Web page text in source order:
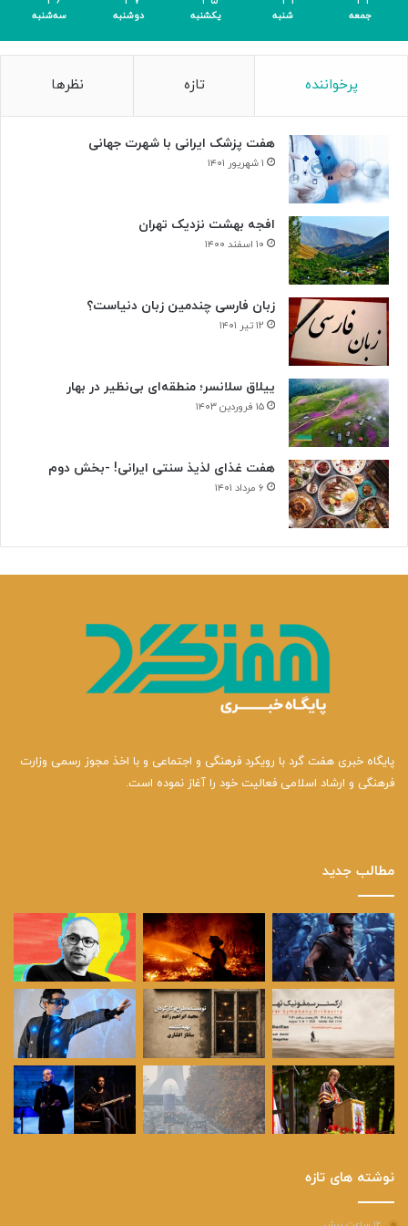
جمعه شنبه یکشنبه دوشنبه سه‌شنبه
پرخواننده تازه نظرها
هفت پزشک ایرانی با شهرت جهانی
۱ شهریور ۱۴۰۱
افجه بهشت نزدیک تهران
۱۰ اسفند ۱۴۰۰
زبان فارسی چندمین زبان دنیاست؟
۱۲ تیر ۱۴۰۱
ییلاق سلانسر؛ منطقه‌ای بی‌نظیر در بهار
۱۵ فروردین ۱۴۰۳
هفت غذای لذیذ سنتی ایرانی! -بخش دوم
۶ مرداد ۱۴۰۱
پایگاه خبری هفت گرد با رویکرد فرهنگی و اجتماعی و با اخذ مجوز رسمی وزارت
فرهنگی و ارشاد اسلامی فعالیت خود را آغاز نموده است.
مطالب جدید
نوشته های تازه